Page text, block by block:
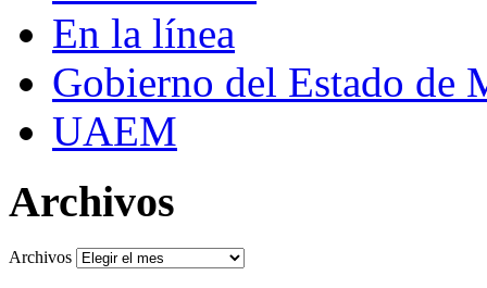
En la línea
Gobierno del Estado de
UAEM
Archivos
Archivos